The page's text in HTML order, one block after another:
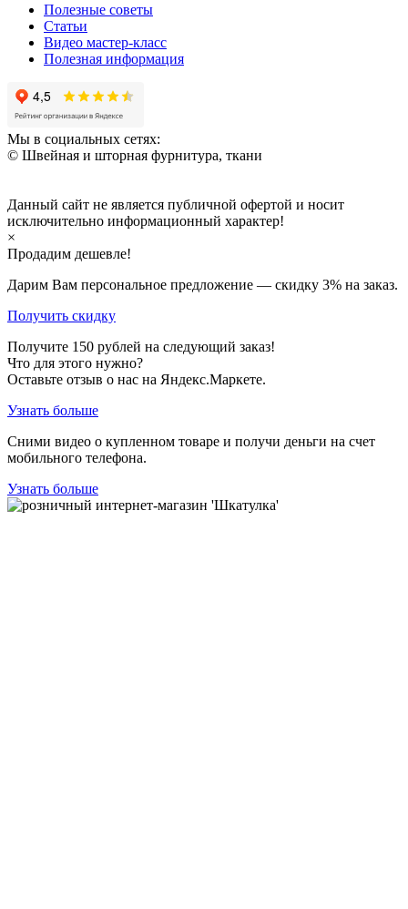
Полезные советы
Статьи
Видео мастер-класс
Полезная информация
Мы в социальных сетях:
© Швейная и шторная фурнитура, ткани
Данный сайт не является публичной офертой и носит
исключительно информационный характер!
×
Продадим дешевле!
Дарим Вам персональное предложение — скидку 3% на заказ.
Получить скидку
Получите 150 рублей на следующий заказ!
Что для этого нужно?
Оставьте отзыв о нас на Яндекс.Маркете.
Узнать больше
Сними видео о купленном товаре и получи деньги на счет
мобильного телефона.
Узнать больше